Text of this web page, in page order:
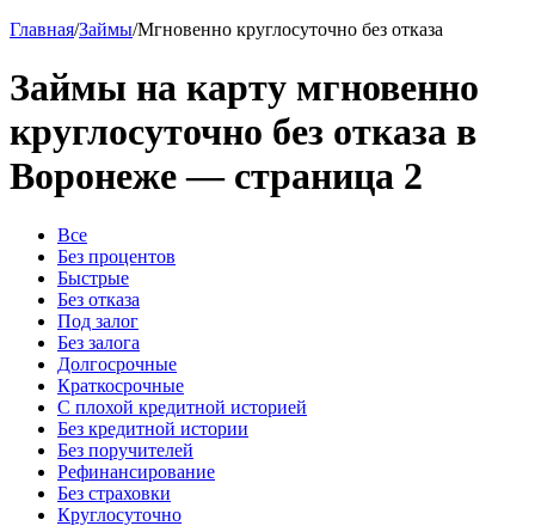
Главная/Займы/Мгновенно круглосуточно без отказа
Займы на карту мгновенно
круглосуточно без отказа в
Воронеже — страница 2
Все
Без процентов
Быстрые
Без отказа
Под залог
Без залога
Долгосрочные
Краткосрочные
С плохой кредитной историей
Без кредитной истории
Без поручителей
Рефинансирование
Без страховки
Круглосуточно